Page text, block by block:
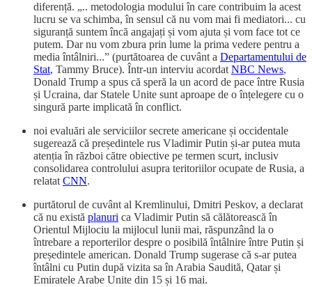
diferență. „.. metodologia modului în care contribuim la acest
lucru se va schimba, în sensul că nu vom mai fi mediatori... cu
siguranță suntem încă angajați și vom ajuta și vom face tot ce
putem. Dar nu vom zbura prin lume la prima vedere pentru a
media întâlniri...” (purtătoarea de cuvânt a Departamentului de
Stat, Tammy Bruce). Într-un interviu acordat NBC News,
Donald Trump a spus că speră la un acord de pace între Rusia
și Ucraina, dar Statele Unite sunt aproape de o înțelegere cu o
singură parte implicată în conflict.
noi evaluări ale serviciilor secrete americane și occidentale
sugerează că președintele rus Vladimir Putin și-ar putea muta
atenția în război către obiective pe termen scurt, inclusiv
consolidarea controlului asupra teritoriilor ocupate de Rusia, a
relatat CNN.
purtătorul de cuvânt al Kremlinului, Dmitri Peskov, a declarat
că nu există planuri ca Vladimir Putin să călătorească în
Orientul Mijlociu la mijlocul lunii mai, răspunzând la o
întrebare a reporterilor despre o posibilă întâlnire între Putin și
președintele american. Donald Trump sugerase că s-ar putea
întâlni cu Putin după vizita sa în Arabia Saudită, Qatar și
Emiratele Arabe Unite din 15 și 16 mai.